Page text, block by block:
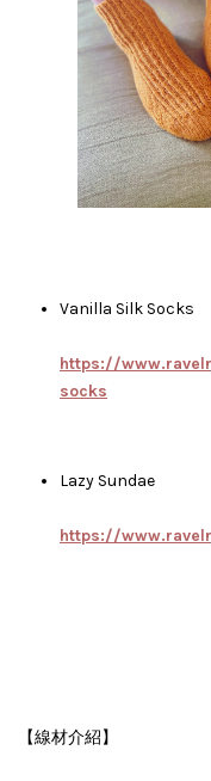
Vanilla Silk Socks
https://
socks
Lazy Sundae
https://
【線材介紹】